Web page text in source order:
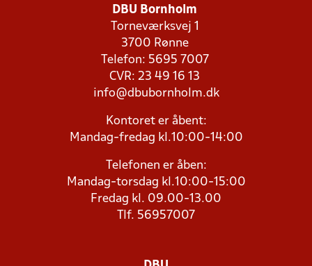
DBU Bornholm
Torneværksvej 1
3700 Rønne
Telefon: 5695 7007
CVR: 23 49 16 13
info@dbubornholm.dk
Kontoret er åbent:
Mandag-fredag kl.10:00-14:00
Telefonen er åben:
Mandag-torsdag kl.10:00-15:00
Fredag kl. 09.00-13.00
Tlf. 56957007